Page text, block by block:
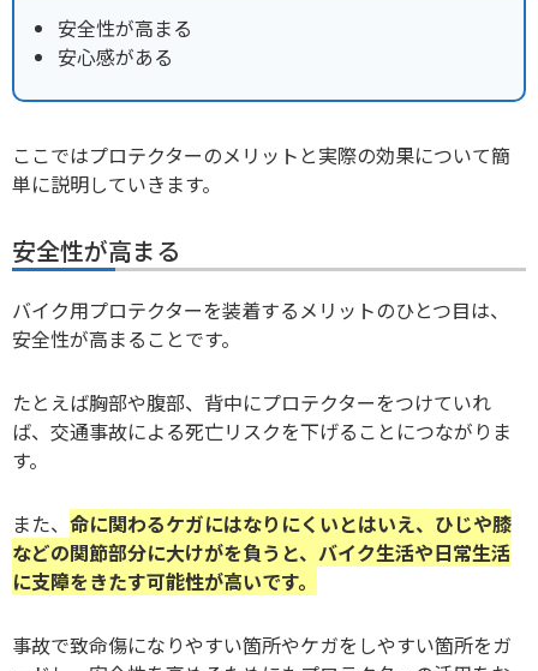
安全性が高まる
安心感がある
ここではプロテクターのメリットと実際の効果について簡
単に説明していきます。
安全性が高まる
バイク用プロテクターを装着するメリットのひとつ目は、
安全性が高まることです。
たとえば胸部や腹部、背中にプロテクターをつけていれ
ば、交通事故による死亡リスクを下げることにつながりま
す。
また、 命に関わるケガにはなりにくいとはいえ、ひじや膝
などの関節部分に大けがを負うと、バイク生活や日常生活
に支障をきたす可能性が高いです。
事故で致命傷になりやすい箇所やケガをしやすい箇所をガ